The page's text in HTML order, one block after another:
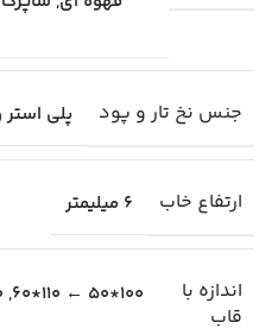
جنس نخ تار و پود پلی استر
ارتفاع خاب 6 میلیمتر
اندازه با
قاب
100*50 ← 110*60
,